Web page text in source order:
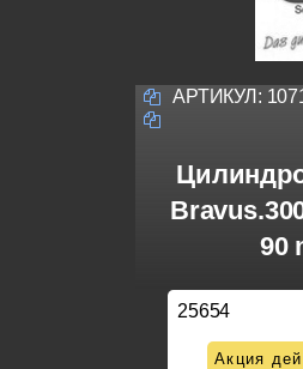
АРТИКУЛ:
90
25654
Акция